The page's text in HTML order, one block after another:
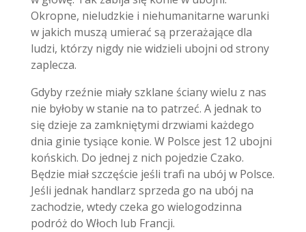
Okropne, nieludzkie i niehumanitarne warunki
w jakich muszą umierać są przerażające dla
ludzi, którzy nigdy nie widzieli ubojni od strony
zaplecza.
Gdyby rzeźnie miały szklane ściany wielu z nas
nie byłoby w stanie na to patrzeć. A jednak to
się dzieje za zamkniętymi drzwiami każdego
dnia ginie tysiące konie. W Polsce jest 12 ubojni
końskich. Do jednej z nich pojedzie Czako.
Będzie miał szczęście jeśli trafi na ubój w Polsce.
Jeśli jednak handlarz sprzeda go na ubój na
zachodzie, wtedy czeka go wielogodzinna
podróż do Włoch lub Francji.